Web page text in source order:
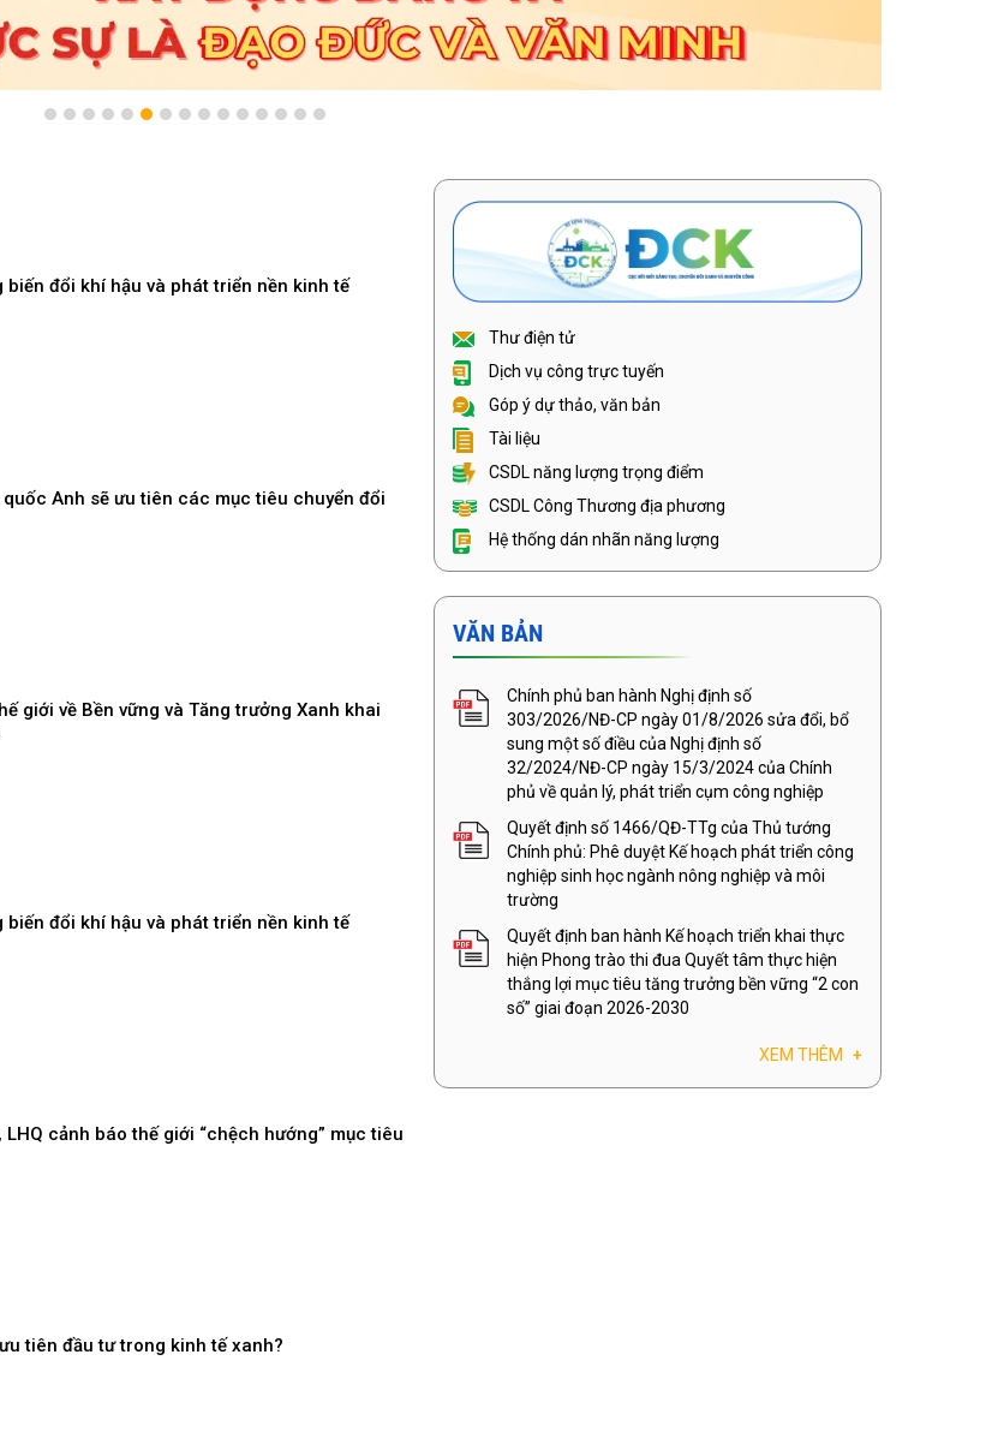
biến đổi khí hậu và phát triển nền kinh tế
Anh sẽ ưu tiên các mục tiêu chuyển đổi
giới về Bền vững và Tăng trưởng Xanh khai
biến đổi khí hậu và phát triển nền kinh tế
LHQ cảnh báo thế giới “chệch hướng” mục tiêu
tiên đầu tư trong kinh tế xanh?
Thư điện tử
Dịch vụ công trực tuyến
Góp ý dự thảo, văn bản
Tài liệu
CSDL năng lượng trọng điểm
CSDL Công Thương địa phương
Hệ thống dán nhãn năng lượng
VĂN BẢN
Chính phủ ban hành Nghị định số
303/2026/NĐ-CP ngày 01/8/2026 sửa đổi, bổ
sung một số điều của Nghị định số
32/2024/NĐ-CP ngày 15/3/2024 của Chính
phủ về quản lý, phát triển cụm công nghiệp
Quyết định số 1466/QĐ-TTg của Thủ tướng
Chính phủ: Phê duyệt Kế hoạch phát triển công
nghiệp sinh học ngành nông nghiệp và môi
trường
Quyết định ban hành Kế hoạch triển khai thực
hiện Phong trào thi đua Quyết tâm thực hiện
thắng lợi mục tiêu tăng trưởng bền vững “2 con
số” giai đoạn 2026-2030
XEM THÊM +